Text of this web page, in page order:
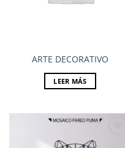
ARTE DECORATIVO
LEER MÁS